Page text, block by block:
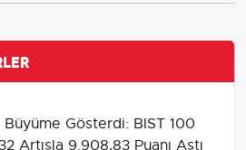
Büyüme Gösterdi: BIST 100
Artışla 9.908,83 Puanı Aştı